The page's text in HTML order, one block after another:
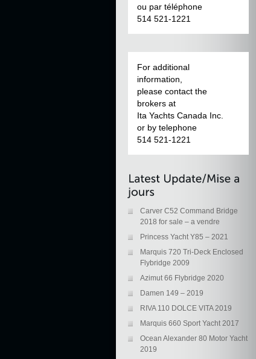
ou par téléphone
514 521-1221
For additional
information,
please contact the
brokers at
Ita Yachts Canada Inc.
or by telephone
514 521-1221
Carver C52 Command Bridge
2018 for sale – a vendre
Princess Yacht Y85 – 2021
Marquis 720 Tri-Deck Enclosed
Flybridge 2009
Azimut 66 Flybridge 2020
Damen 149 – 2019
RIVA 110 DOLCE VITA 2019
Marquis 660 Sport Yacht 2017
Ocean Alexander 80 Motor Yacht
2019